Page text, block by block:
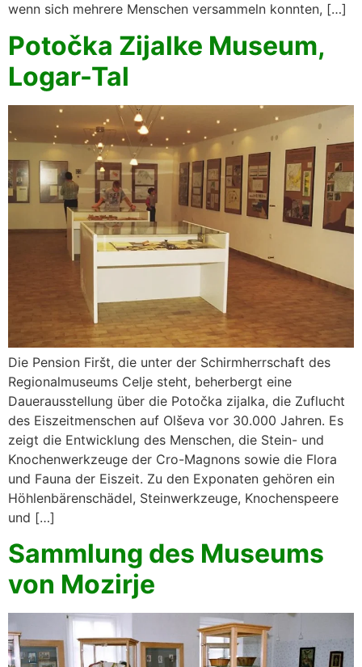
wenn sich mehrere Menschen versammeln konnten, […]
Potočka Zijalke Museum,
Logar-Tal
Die Pension Firšt, die unter der Schirmherrschaft des
Regionalmuseums Celje steht, beherbergt eine
Dauerausstellung über die Potočka zijalka, die Zuflucht
des Eiszeitmenschen auf Olševa vor 30.000 Jahren. Es
zeigt die Entwicklung des Menschen, die Stein- und
Knochenwerkzeuge der Cro-Magnons sowie die Flora
und Fauna der Eiszeit. Zu den Exponaten gehören ein
Höhlenbärenschädel, Steinwerkzeuge, Knochenspeere
und […]
Sammlung des Museums
von Mozirje